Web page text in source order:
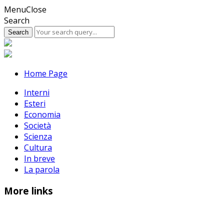
Skip
to
content
MenuClose
Search
Home Page
Interni
Esteri
Economia
Società
Scienza
Cultura
In breve
La parola
More links